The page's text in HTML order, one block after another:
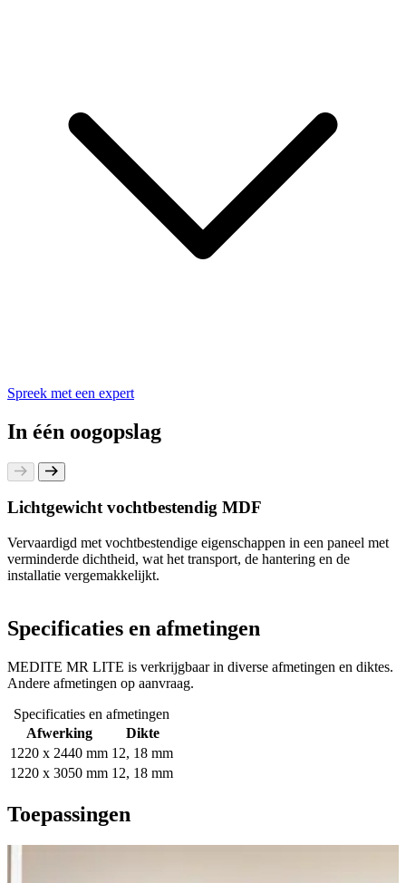
Spreek met een expert
In één oogopslag
Lichtgewicht vochtbestendig MDF
Vervaardigd met vochtbestendige eigenschappen in een paneel met
verminderde dichtheid, wat het transport, de hantering en de
installatie vergemakkelijkt.
Specificaties en afmetingen
MEDITE MR LITE is verkrijgbaar in diverse afmetingen en diktes.
Andere afmetingen op aanvraag.
Specificaties en afmetingen
Afwerking
Dikte
1220 x 2440 mm 12, 18 mm
1220 x 3050 mm 12, 18 mm
Toepassingen